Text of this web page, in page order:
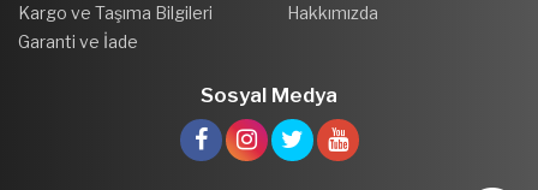
Kargo ve Taşıma Bilgileri
Garanti ve İade
Hakkımızda
Sosyal Medya